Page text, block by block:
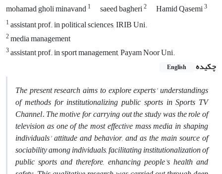
mohamad gholi minavand1 saeed bagheri2 Hamid Qasemi3
1assistant prof. in political sciences, IRIB Uni.
2media management
3assistant prof. in sport management, Payam Noor Uni.
چکیده
English
The present research aims to explore experts' understandings
of methods for institutionalizing public sports in Sports TV
Channel. The motive for carrying out the study was the role of
television as one of the most effective mass media in shaping
individuals' attitude and behavior, and as the main source of
sociability among individuals, facilitating institutionalization of
public sports and therefore, enhancing people's health and